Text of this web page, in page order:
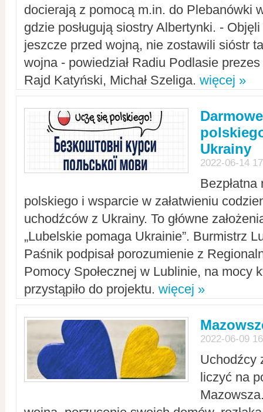
docierają z pomocą m.in. do Plebanówki
gdzie posługują siostry Albertynki. -
jeszcze przed wojną, nie zostawili sióstr
wojna - powiedział Radiu Podlasie
Rajd Katyński, Michał Szeliga. więcej »
Ukrainy
2022-06-14
polskiego i wsparcie w załatwieniu
uchodźców z Ukrainy. To główne
„Lubelskie pomaga Ukrainie”. Burmistrz
Paśnik podpisał porozumienie z
Pomocy Społecznej w Lublinie, na mocy
przystąpiło do projektu. więcej »
2022-06-09
Uchodźcy
liczyć na